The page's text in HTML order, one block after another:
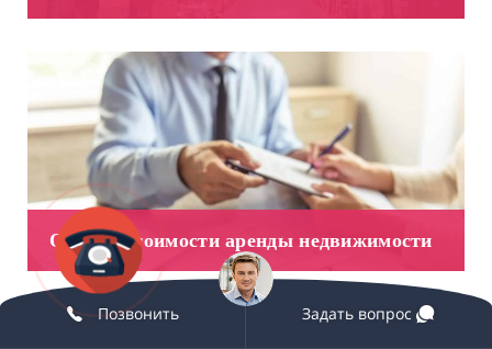
Оценка стоимости аренды недвижимости
Позвонить Задать вопрос